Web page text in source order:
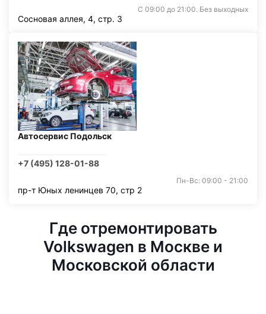
С 09:00 до 21:00. Без выходных
Сосновая аллея, 4, стр. 3
Автосервис Подольск
+7 (495) 128-01-88
Пн-Вс: 09:00 - 21:00
пр-т Юных ленинцев 70, стр 2
Где отремонтировать
Volkswagen в Москве и
Московской области